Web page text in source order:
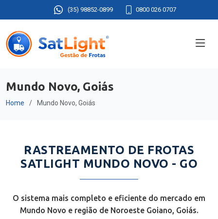
(35) 98852-0899 0800 026 0707
Mundo Novo, Goiás
Home Mundo Novo, Goiás
RASTREAMENTO DE FROTAS
SATLIGHT MUNDO NOVO - GO
O sistema mais completo e eficiente do mercado em
Mundo Novo e região de Noroeste Goiano, Goiás.